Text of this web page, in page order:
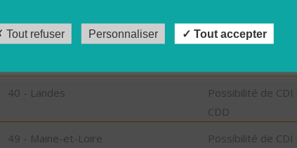
CDD
73 - Savoie
Possibilité de CDI
40 - Landes
Possibilité de CDI
CDD
49 - Maine-et-Loire
Possibilité de CDI
Tout refuser Personnaliser Tout accepter